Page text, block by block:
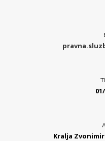
Kralja